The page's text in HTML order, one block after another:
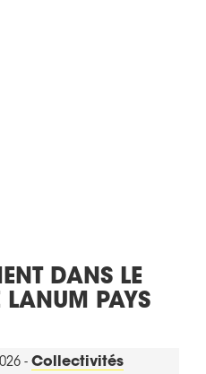
DANS LE
LANUM PAYS
- Collectivités